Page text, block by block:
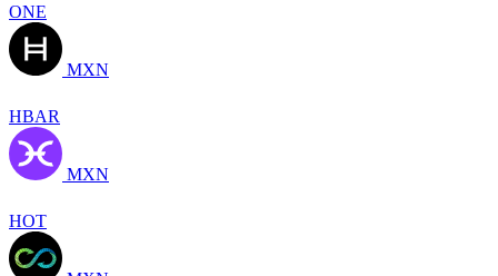
ONE
MXN
HBAR
MXN
HOT